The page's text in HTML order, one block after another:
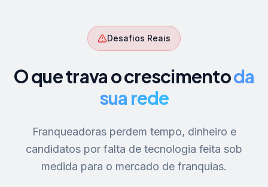
Desafios Reais
O que trava o crescimentoda
sua rede
Franqueadoras perdem tempo, dinheiro e
candidatos por falta de tecnologia feita sob
medida para o mercado de franquias.